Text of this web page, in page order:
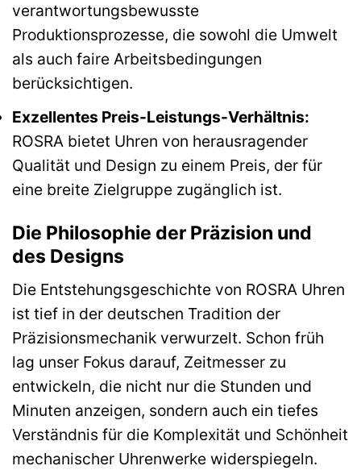
verantwortungsbewusste
Produktionsprozesse, die sowohl die Umwelt
als auch faire Arbeitsbedingungen
berücksichtigen.
Exzellentes Preis-Leistungs-Verhältnis:
ROSRA bietet Uhren von herausragender
Qualität und Design zu einem Preis, der für
eine breite Zielgruppe zugänglich ist.
Die Philosophie der Präzision und
des Designs
Die Entstehungsgeschichte von ROSRA Uhren
ist tief in der deutschen Tradition der
Präzisionsmechanik verwurzelt. Schon früh
lag unser Fokus darauf, Zeitmesser zu
entwickeln, die nicht nur die Stunden und
Minuten anzeigen, sondern auch ein tiefes
Verständnis für die Komplexität und Schönheit
mechanischer Uhrenwerke widerspiegeln.